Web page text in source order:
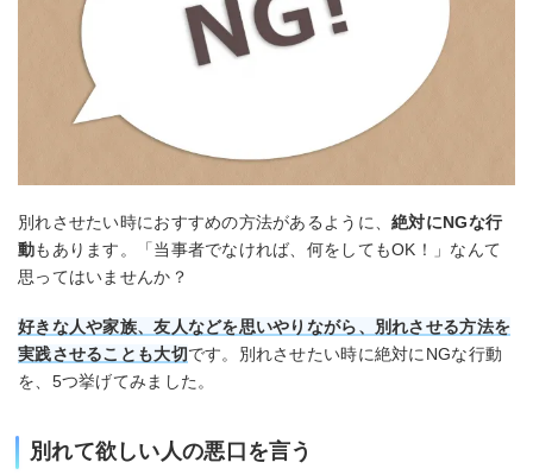
別れさせたい時におすすめの方法があるように、絶対にNGな行
動もあります。「当事者でなければ、何をしてもOK！」なんて
思ってはいませんか？
好きな人や家族、友人などを思いやりながら、別れさせる方法を
実践させることも大切です。別れさせたい時に絶対にNGな行動
を、5つ挙げてみました。
別れて欲しい人の悪口を言う